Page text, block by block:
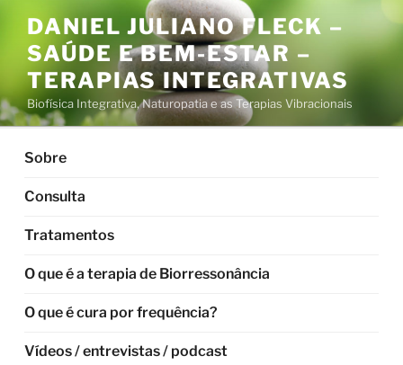
conteúdo
DANIEL JULIANO FLECK –
SAÚDE E BEM-ESTAR –
TERAPIAS INTEGRATIVAS
Biofísica Integrativa, Naturopatia e as Terapias Vibracionais
Sobre
Consulta
Tratamentos
O que é a terapia de Biorressonância
O que é cura por frequência?
Vídeos / entrevistas / podcast